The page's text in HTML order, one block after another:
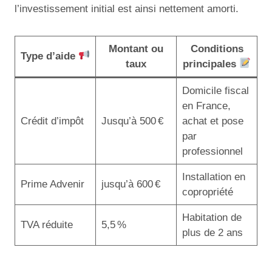
l’investissement initial est ainsi nettement amorti.
Type d’aide
Montant ou
taux
Conditions
principales
Crédit d’impôt Jusqu’à 500 €
Domicile fiscal
en France,
achat et pose
par
professionnel
Prime Advenir jusqu’à 600 €
Installation en
copropriété
TVA réduite 5,5 %
Habitation de
plus de 2 ans